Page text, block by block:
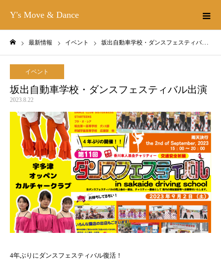
Y's Move & Dance
最新情報 イベント 坂出自動車学校・ダンスフェスティバル出演
イベント
坂出自動車学校・ダンスフェスティバル出演
2023.8.22
4年ぶりにダンスフェスティバル復活！